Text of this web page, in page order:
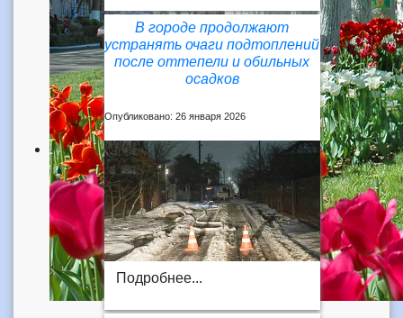
В городе продолжают
устранять очаги подтоплений
после оттепели и обильных
осадков
Опубликовано: 26 января 2026
Подробнее...